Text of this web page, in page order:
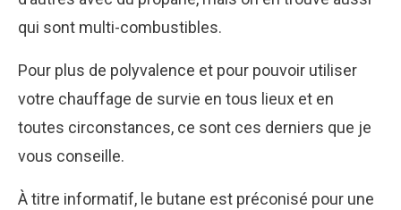
qui sont multi-combustibles.
Pour plus de polyvalence et pour pouvoir utiliser
votre chauffage de survie en tous lieux et en
toutes circonstances, ce sont ces derniers que je
vous conseille.
À titre informatif, le butane est préconisé pour une